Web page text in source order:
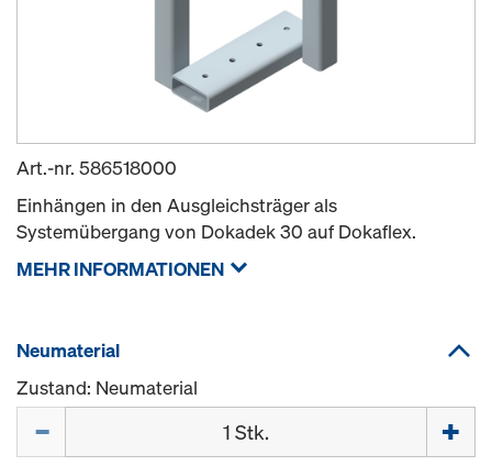
Art.-nr. 586518000
Einhängen in den Ausgleichsträger als
Systemübergang von Dokadek 30 auf Dokaflex.
MEHR INFORMATIONEN
Neumaterial
Zustand: Neumaterial